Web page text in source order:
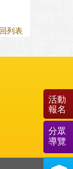
回列表
活動
報名
分眾
導覽